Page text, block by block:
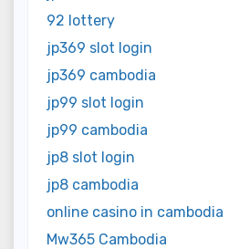
92 lottery
jp369 slot login
jp369 cambodia
jp99 slot login
jp99 cambodia
jp8 slot login
jp8 cambodia
online casino in cambodia
Mw365 Cambodia